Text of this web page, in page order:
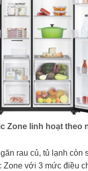
Zone linh hoạt theo
rau củ, tủ lạnh còn
Zone với 3 mức điều